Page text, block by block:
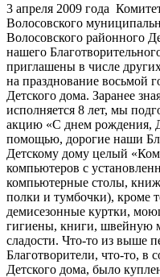
3 апреля 2009 года
Волосовского
Волосовского районного
нашего
приглашены в числе
на празднование восьмой
Детского дома. Заранее
исполняется 8 лет, мы
акцию «С днем рождения,
помощью, дорогие наши
Детскому дому целый
компьютеров с
компьютерные столы,
полки и тумбочки), кроме
демисезонные куртки,
гигиены, книги, швейную
сладости. Что-то из выше
Благотворители, что-то, в
Детского дома, было